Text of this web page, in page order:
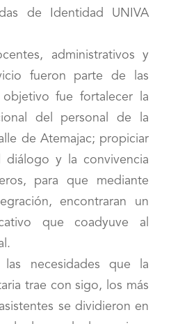
de Identidad UNIVA
administrativos y
fueron parte de las
fue fortalecer la
del personal de la
de Atemajac; propiciar
y la convivencia
para que mediante
encontraran un
que coadyuve al
las necesidades que la
trae con sigo, los más
se dividieron en